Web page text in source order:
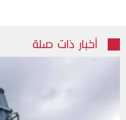
أخبار ذات صلة